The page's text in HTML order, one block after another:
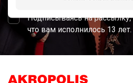
Подписываясь на
что вам исполнилось 13 лет.